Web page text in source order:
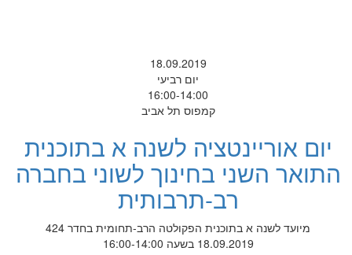
18.09.2019
יום רביעי
16:00-14:00
קמפוס תל אביב
יום אוריינטציה לשנה א בתוכנית
התואר השני בחינוך לשוני בחברה
רב-תרבותית
מיועד לשנה א בתוכנית הפקולטה הרב-תחומית בחדר 424
18.09.2019 בשעה 16:00-14:00